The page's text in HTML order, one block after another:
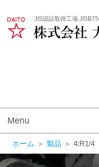
JIS認証取得工場
Menu
ホーム ＞ 製品 ＞ 4:R1/4